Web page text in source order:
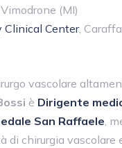
(MI)
Clinical Center,
vascolare
è Dirigente
San Raffaele ,
di chirurgia vascolare